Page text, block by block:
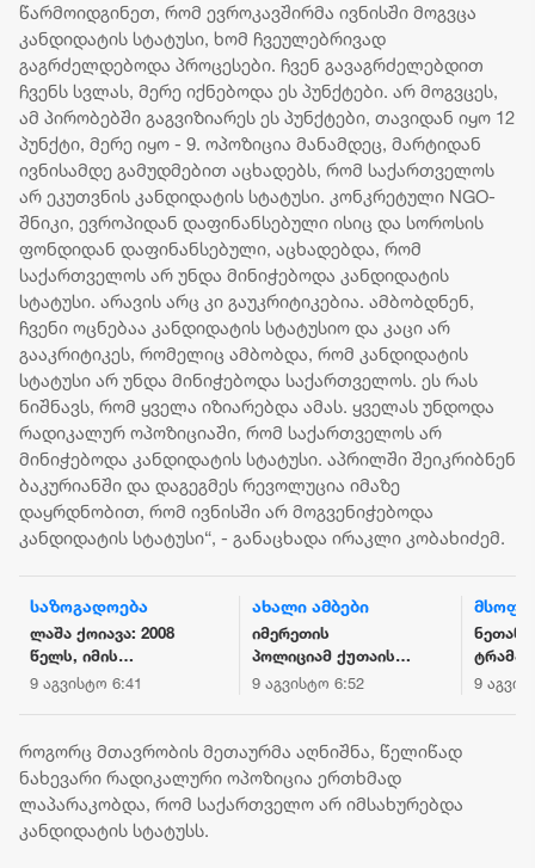
წარმოიდგინეთ, რომ ევროკავშირმა ივნისში მოგვცა
კანდიდატის სტატუსი, ხომ ჩვეულებრივად
გაგრძელდებოდა პროცესები. ჩვენ გავაგრძელებდით
ჩვენს სვლას, მერე იქნებოდა ეს პუნქტები. არ მოგვცეს,
ამ პირობებში გაგვიზიარეს ეს პუნქტები, თავიდან იყო 12
პუნქტი, მერე იყო - 9. ოპოზიცია მანამდეც, მარტიდან
ივნისამდე გამუდმებით აცხადებს, რომ საქართველოს
არ ეკუთვნის კანდიდატის სტატუსი. კონკრეტული NGO-
შნიკი, ევროპიდან დაფინანსებული ისიც და სოროსის
ფონდიდან დაფინანსებული, აცხადებდა, რომ
საქართველოს არ უნდა მინიჭებოდა კანდიდატის
სტატუსი. არავის არც კი გაუკრიტიკებია. ამბობდნენ,
ჩვენი ოცნებაა კანდიდატის სტატუსიო და კაცი არ
გააკრიტიკეს, რომელიც ამბობდა, რომ კანდიდატის
სტატუსი არ უნდა მინიჭებოდა საქართველოს. ეს რას
ნიშნავს, რომ ყველა იზიარებდა ამას. ყველას უნდოდა
რადიკალურ ოპოზიციაში, რომ საქართველოს არ
მინიჭებოდა კანდიდატის სტატუსი. აპრილში შეიკრიბნენ
ბაკურიანში და დაგეგმეს რევოლუცია იმაზე
დაყრდნობით, რომ ივნისში არ მოგვენიჭებოდა
კანდიდატის სტატუსი“, - განაცხადა ირაკლი კობახიძემ.
ახალი ამბები
იმერეთის
პოლიციამ ქუთაისში
მომხდარი
დაკავებულია ერთი
პირი
9 აგვისტო 6:52
მსოფლიო
ნეთანიაჰუმ
ტრამპის
„მშვიდობის
ღაზიდან ჯარის
გაყვანას არ
აპირებს
9 აგვისტო 16:05
ახალი
9
როგორც მთავრობის მეთაურმა აღნიშნა, წელიწად
ნახევარი რადიკალური ოპოზიცია ერთხმად
ლაპარაკობდა, რომ საქართველო არ იმსახურებდა
კანდიდატის სტატუსს.